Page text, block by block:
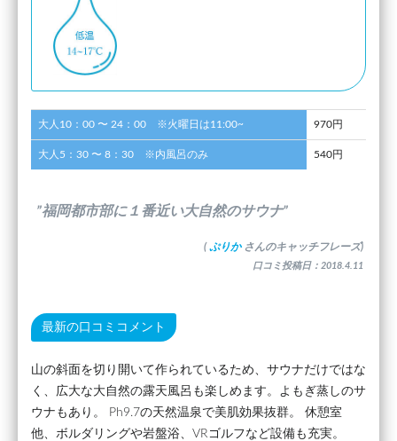
大人10：00 〜 24：00 ※火曜日は11:00~ 970円
大人5：30 〜 8：30 ※内風呂のみ 540円
”福岡都市部に１番近い大自然のサウナ”
( ぷりか さんのキャッチフレーズ)
口コミ投稿日：2018.4.11
最新の口コミコメント
山の斜面を切り開いて作られているため、サウナだけではな
く、広大な大自然の露天風呂も楽しめます。よもぎ蒸しのサ
ウナもあり。 Ph9.7の天然温泉で美肌効果抜群。 休憩室
他、ボルダリングや岩盤浴、VRゴルフなど設備も充実。